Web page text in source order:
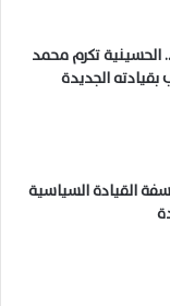
الحسينية تكرم محمد
بقيادته الجديدة
القيادة السياسية